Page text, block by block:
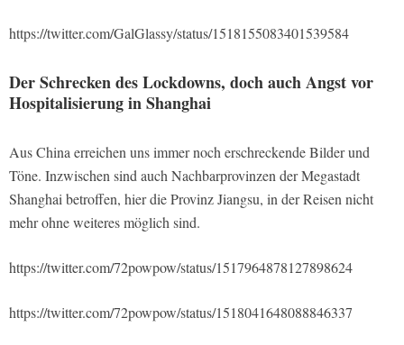
https://twitter.com/GalGlassy/status/1518155083401539584
Der Schrecken des Lockdowns, doch auch Angst vor
Hospitalisierung in Shanghai
Aus China erreichen uns immer noch erschreckende Bilder und
Töne. Inzwischen sind auch Nachbarprovinzen der Megastadt
Shanghai betroffen, hier die Provinz Jiangsu, in der Reisen nicht
mehr ohne weiteres möglich sind.
https://twitter.com/72powpow/status/1517964878127898624
https://twitter.com/72powpow/status/1518041648088846337